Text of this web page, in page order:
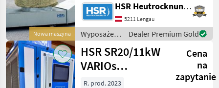
Nowa maszyna
Varios Ventilator Einseitig
saugender
Hochleistungsradialventilator
4-poliger Motor
HSR Heutrocknung SR GmbH
5211 Lengau
Wyposażenia
stajne i
ogrodowe /
HSR
Dealer Premium Gold
HSR SR20/11kW
VARIOs
Entfeuchter
Cena
na
zapytanie
R. prod. 2023